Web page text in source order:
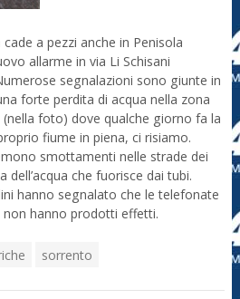
a pezzi anche in Penisola
allarme in via Li Schisani
segnalazioni sono giunte in
forte perdita di acqua nella zona
foto) dove qualche giorno fa la
fiume in piena, ci risiamo.
smottamenti nelle strade dei
che fuorisce dai tubi.
hanno segnalato che le telefonate
hanno prodotti effetti.
sorrento